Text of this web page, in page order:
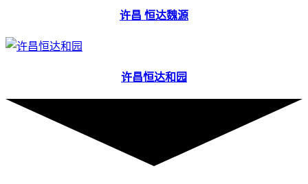
许昌 恒达魏源